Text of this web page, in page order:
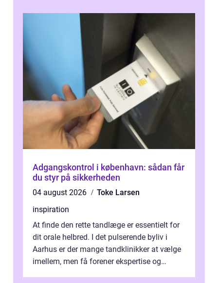
Adgangskontrol i københavn: sådan får
du styr på sikkerheden
04 august 2026
Toke Larsen
inspiration
At finde den rette tandlæge er essentielt for
dit orale helbred. I det pulserende byliv i
Aarhus er der mange tandklinikker at vælge
imellem, men få forener ekspertise og